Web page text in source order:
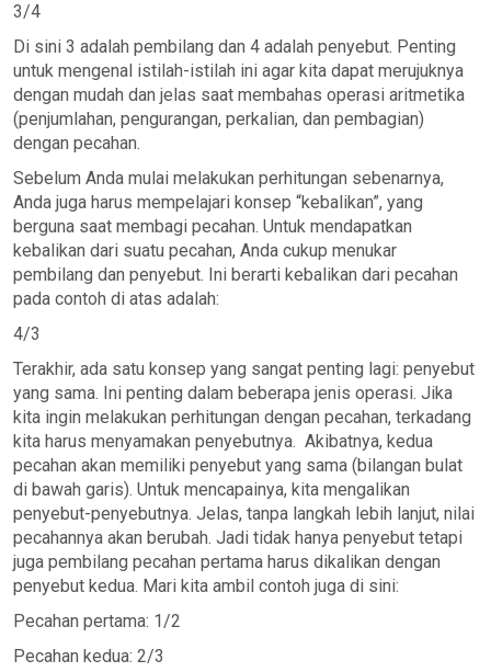
3/4
Di sini 3 adalah pembilang dan 4 adalah penyebut. Penting
untuk mengenal istilah-istilah ini agar kita dapat merujuknya
dengan mudah dan jelas saat membahas operasi aritmetika
(penjumlahan, pengurangan, perkalian, dan pembagian)
dengan pecahan.
Sebelum Anda mulai melakukan perhitungan sebenarnya,
Anda juga harus mempelajari konsep “kebalikan”, yang
berguna saat membagi pecahan. Untuk mendapatkan
kebalikan dari suatu pecahan, Anda cukup menukar
pembilang dan penyebut. Ini berarti kebalikan dari pecahan
pada contoh di atas adalah:
4/3
Terakhir, ada satu konsep yang sangat penting lagi: penyebut
yang sama. Ini penting dalam beberapa jenis operasi. Jika
kita ingin melakukan perhitungan dengan pecahan, terkadang
kita harus menyamakan penyebutnya. Akibatnya, kedua
pecahan akan memiliki penyebut yang sama (bilangan bulat
di bawah garis). Untuk mencapainya, kita mengalikan
penyebut-penyebutnya. Jelas, tanpa langkah lebih lanjut, nilai
pecahannya akan berubah. Jadi tidak hanya penyebut tetapi
juga pembilang pecahan pertama harus dikalikan dengan
penyebut kedua. Mari kita ambil contoh juga di sini:
Pecahan pertama: 1/2
Pecahan kedua: 2/3